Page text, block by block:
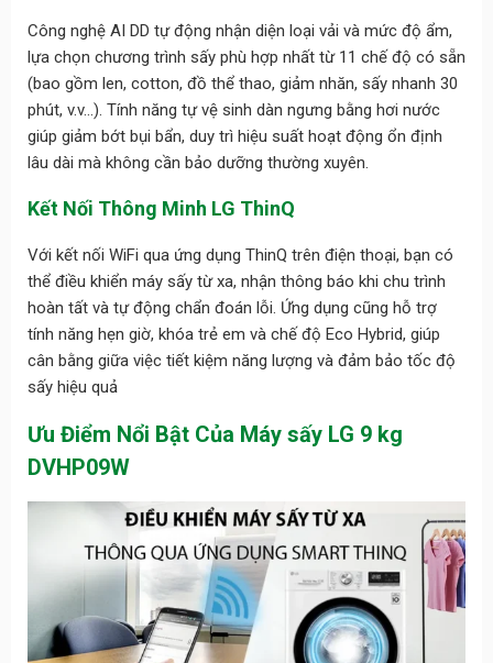
Công nghệ AI DD tự động nhận diện loại vải và mức độ ẩm,
lựa chọn chương trình sấy phù hợp nhất từ 11 chế độ có sẵn
(bao gồm len, cotton, đồ thể thao, giảm nhăn, sấy nhanh 30
phút, v.v…). Tính năng tự vệ sinh dàn ngưng bằng hơi nước
giúp giảm bớt bụi bẩn, duy trì hiệu suất hoạt động ổn định
lâu dài mà không cần bảo dưỡng thường xuyên.
Kết Nối Thông Minh LG ThinQ
Với kết nối WiFi qua ứng dụng ThinQ trên điện thoại, bạn có
thể điều khiển máy sấy từ xa, nhận thông báo khi chu trình
hoàn tất và tự động chẩn đoán lỗi. Ứng dụng cũng hỗ trợ
tính năng hẹn giờ, khóa trẻ em và chế độ Eco Hybrid, giúp
cân bằng giữa việc tiết kiệm năng lượng và đảm bảo tốc độ
sấy hiệu quả
Ưu Điểm Nổi Bật Của Máy sấy LG 9 kg
DVHP09W